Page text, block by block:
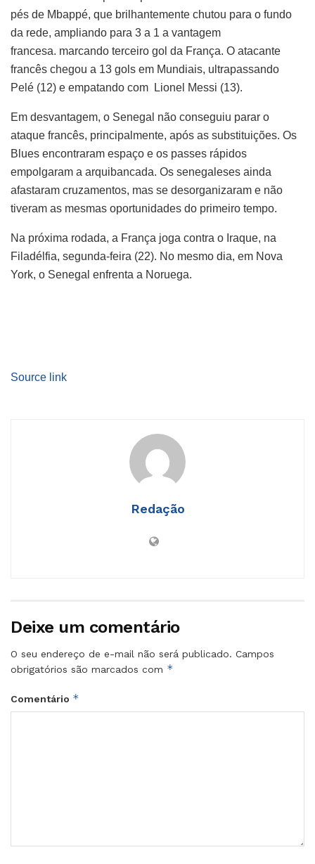
pés de Mbappé, que brilhantemente chutou para o fundo
da rede, ampliando para 3 a 1 a vantagem
francesa. marcando terceiro gol da França. O atacante
francês chegou a 13 gols em Mundiais, ultrapassando
Pelé (12) e empatando com Lionel Messi (13).
Em desvantagem, o Senegal não conseguiu parar o
ataque francês, principalmente, após as substituições. Os
Blues encontraram espaço e os passes rápidos
empolgaram a arquibancada. Os senegaleses ainda
afastaram cruzamentos, mas se desorganizaram e não
tiveram as mesmas oportunidades do primeiro tempo.
Na próxima rodada, a França joga contra o Iraque, na
Filadélfia, segunda-feira (22). No mesmo dia, em Nova
York, o Senegal enfrenta a Noruega.
Source link
Redação
Deixe um comentário
O seu endereço de e-mail não será publicado. Campos
obrigatórios são marcados com *
Comentário *